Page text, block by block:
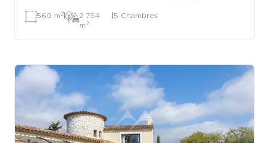
560 m 2|
2 754
m 2
|5 Chambres